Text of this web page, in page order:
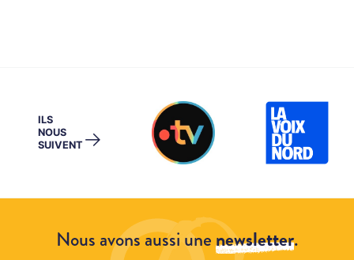
ILS
NOUS
SUIVENT →
Nous avons aussi unenewsletter.